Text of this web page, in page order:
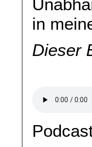
in
Dieser